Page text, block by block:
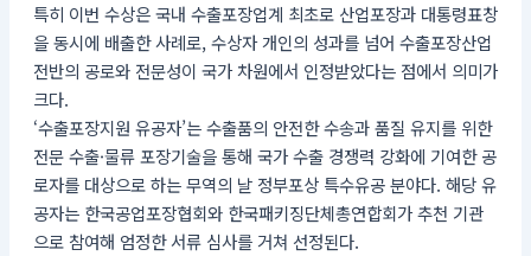
특히 이번 수상은 국내 수출포장업계 최초로 산업포장과 대통령표창
을 동시에 배출한 사례로, 수상자 개인의 성과를 넘어 수출포장산업
전반의 공로와 전문성이 국가 차원에서 인정받았다는 점에서 의미가
크다.
‘수출포장지원 유공자’는 수출품의 안전한 수송과 품질 유지를 위한
전문 수출·물류 포장기술을 통해 국가 수출 경쟁력 강화에 기여한 공
로자를 대상으로 하는 무역의 날 정부포상 특수유공 분야다. 해당 유
공자는 한국공업포장협회와 한국패키징단체총연합회가 추천 기관
으로 참여해 엄정한 서류 심사를 거쳐 선정된다.